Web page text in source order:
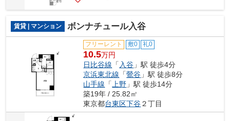
賃貸 | マンション ボンナチュール入谷
フリーレント 敷0 礼0
10.5万円
日比谷線 「 入谷 」駅 徒歩4分
京浜東北線 「鶯谷 」駅 徒歩8分
山手線 「 上野 」駅 徒歩14分
築19年 / 25.82㎡
東京都台東区下谷２丁目